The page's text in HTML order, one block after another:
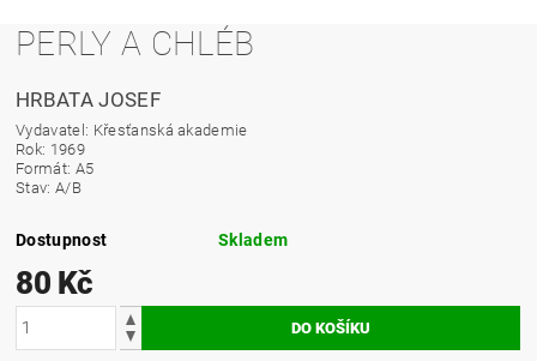
PERLY A CHLÉB
HRBATA JOSEF
Vydavatel: Křesťanská akademie
Rok: 1969
Formát: A5
Stav: A/B
Dostupnost Skladem
80 Kč